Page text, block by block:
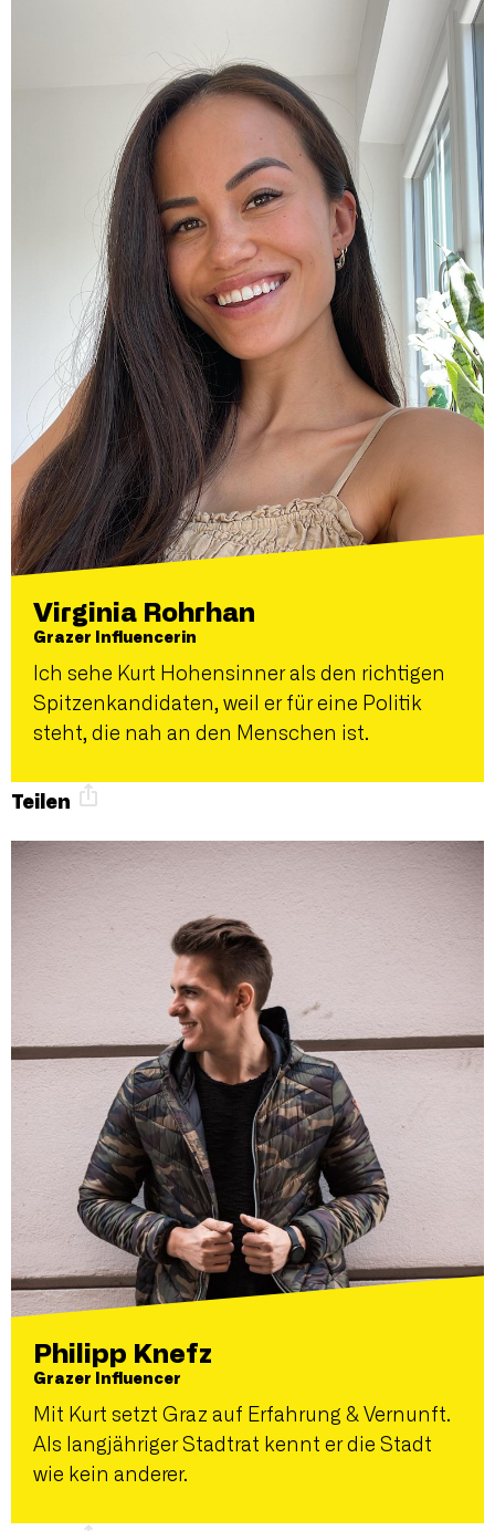
Virginia Rohrhan
Grazer Influencerin
Ich sehe Kurt Hohensinner als den richtigen
Spitzenkandidaten, weil er für eine Politik
steht, die nah an den Menschen ist.
Teilen
Philipp Knefz
Grazer Influencer
Mit Kurt setzt Graz auf Erfahrung & Vernunft.
Als langjähriger Stadtrat kennt er die Stadt
wie kein anderer.